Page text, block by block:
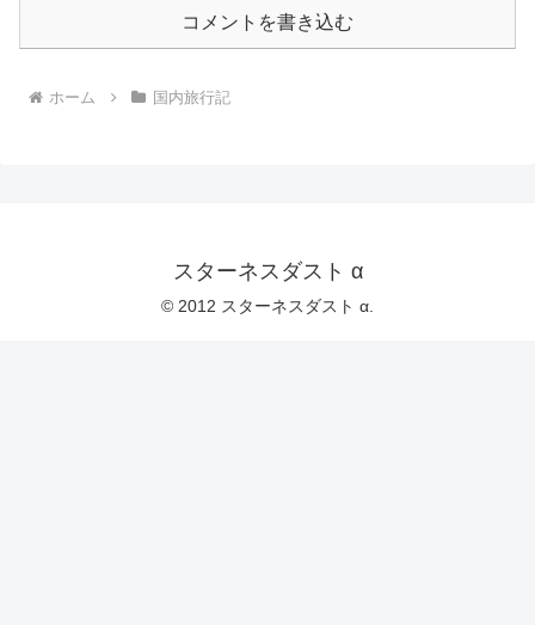
コメントを書き込む
ホーム 国内旅行記
スターネスダスト α
© 2012 スターネスダスト α.